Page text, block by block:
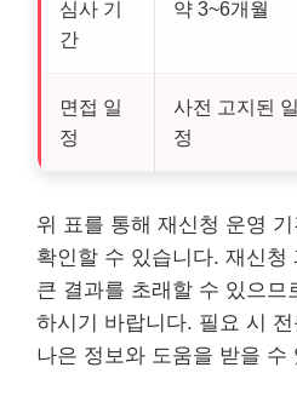
심사 기
간
약 3~6개월
면접 일
정
사전 고지된 일
정
위 표를 통해 재신청 운영
확인할 수 있습니다. 재신청
큰 결과를 초래할 수 있으므
하시기 바랍니다. 필요 시
나은 정보와 도움을 받을 수